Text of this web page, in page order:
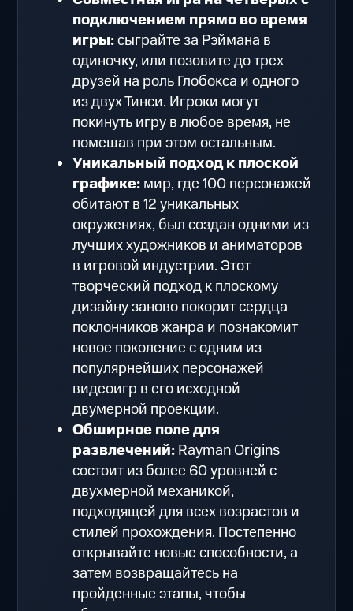
подключением прямо во время
игры:cыграйте за Рэймана в
одиночку, или позовите до трех
друзей на роль Глобокса и одного
из двух Тинси. Игроки могут
покинуть игру в любое время, не
помешав при этом остальным.
Уникальный подход к плоской
графике:мир, где 100 персонажей
обитают в 12 уникальных
окружениях, был создан одними из
лучших художников и аниматоров
в игровой индустрии. Этот
творческий подход к плоскому
дизайну заново покорит сердца
поклонников жанра и познакомит
новое поколение с одним из
популярнейших персонажей
видеоигр в его исходной
двумерной проекции.
Обширное поле для
развлечений:Rayman Origins
состоит из более 60 уровней с
двухмерной механикой,
подходящей для всех возрастов и
стилей прохождения. Постепенно
открывайте новые способности, а
затем возвращайтесь на
пройденные этапы, чтобы